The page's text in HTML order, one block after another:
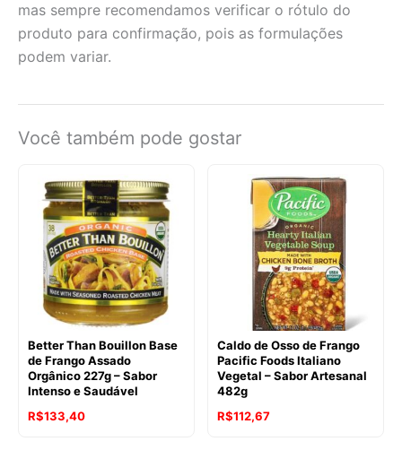
mas sempre recomendamos verificar o rótulo do
produto para confirmação, pois as formulações
podem variar.
Você também pode gostar
Better Than Bouillon Base
de Frango Assado
Orgânico 227g – Sabor
Intenso e Saudável
O
R$133,40O
Caldo de Osso de Frango
Pacific Foods Italiano
Vegetal – Sabor Artesanal
482g
O
R$112,67O